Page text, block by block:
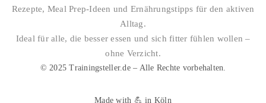
Rezepte, Meal Prep-Ideen und Ernährungstipps für den aktiven
Alltag.
Ideal für alle, die besser essen und sich fitter fühlen wollen –
ohne Verzicht.
© 2025 Trainingsteller.de – Alle Rechte vorbehalten.
Made with 💪 in Köln